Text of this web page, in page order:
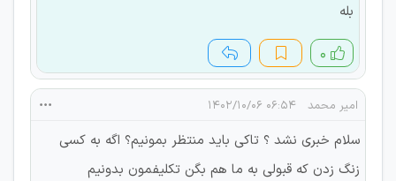
بله
۰
امیر محمد ۰۶:۵۴ ۱۴۰۲/۱۰/۰۶
سلام خبری نشد ؟ تاکی باید منتظر بمونیم؟ اگه به کسی
زنگ زدن که قبولی به ما هم بگن تکلیفمون بدونیم